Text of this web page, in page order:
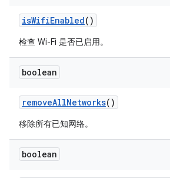
isWifiEnabled()
检查 Wi-Fi 是否已启用。
boolean
removeAllNetworks()
移除所有已知网络。
boolean